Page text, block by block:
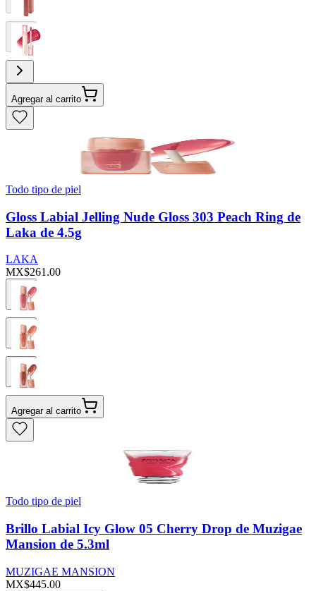
Agregar al carrito
Todo tipo de piel
Gloss Labial Jelling Nude Gloss 303 Peach Ring de
Laka de 4.5g
LAKA
MX$261.00
Agregar al carrito
Todo tipo de piel
Brillo Labial Icy Glow 05 Cherry Drop de Muzigae
Mansion de 5.3ml
MUZIGAE MANSION
MX$445.00